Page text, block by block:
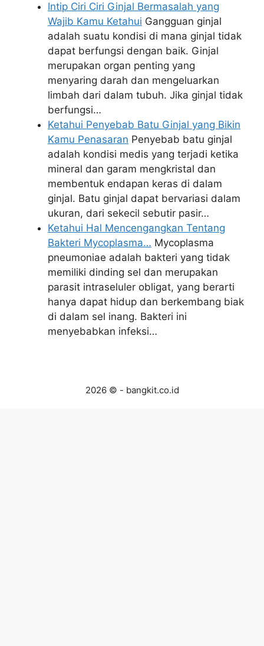
Intip Ciri Ciri Ginjal Bermasalah yang
Wajib Kamu Ketahui Gangguan ginjal
adalah suatu kondisi di mana ginjal tidak
dapat berfungsi dengan baik. Ginjal
merupakan organ penting yang
menyaring darah dan mengeluarkan
limbah dari dalam tubuh. Jika ginjal tidak
berfungsi…
Ketahui Penyebab Batu Ginjal yang Bikin
Kamu Penasaran Penyebab batu ginjal
adalah kondisi medis yang terjadi ketika
mineral dan garam mengkristal dan
membentuk endapan keras di dalam
ginjal. Batu ginjal dapat bervariasi dalam
ukuran, dari sekecil sebutir pasir…
Ketahui Hal Mencengangkan Tentang
Bakteri Mycoplasma… Mycoplasma
pneumoniae adalah bakteri yang tidak
memiliki dinding sel dan merupakan
parasit intraseluler obligat, yang berarti
hanya dapat hidup dan berkembang biak
di dalam sel inang. Bakteri ini
menyebabkan infeksi…
2026 © - bangkit.co.id